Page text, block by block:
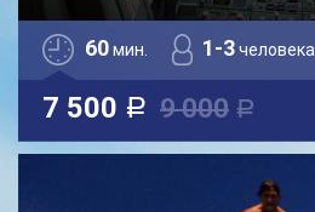
60мин. 1-3человека
7 500 a 9 000 a